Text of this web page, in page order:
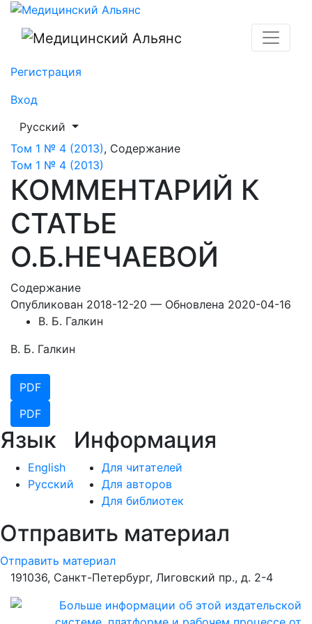
КОММЕНТАРИЙ К СТАТЬЕ О.Б.НЕЧАЕВОЙ
Регистрация
Вход
##plugins.themes.healthSciences.language.toggle##
Русский
Том 1 № 4 (2013), Содержание
Том 1 № 4 (2013)
КОММЕНТАРИЙ К
СТАТЬЕ
О.Б.НЕЧАЕВОЙ
Содержание
Опубликован 2018-12-20 — Обновлена 2020-04-16
В. Б. Галкин
В. Б. Галкин
PDF
PDF
Язык
English
Русский
Информация
Для читателей
Для авторов
Для библиотек
Отправить материал
Отправить материал
191036, Санкт-Петербург, Лиговский пр., д. 2-4